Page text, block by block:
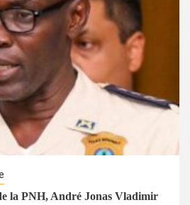
la PNH, André Jonas Vladimir